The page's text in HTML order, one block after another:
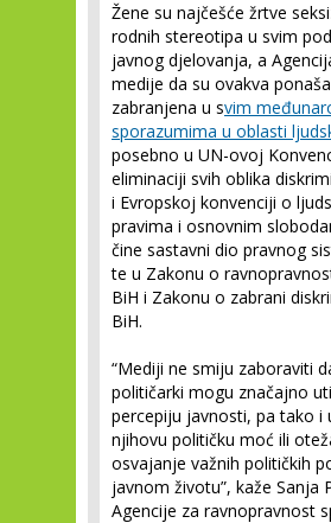
Žene su najčešće žrtve
rodnih stereotipa u svim
javnog djelovanja, a
medije da su ovakva
zabranjena u svim
sporazumima u oblasti
posebno u UN-ovoj
eliminaciji svih oblika
i Evropskoj konvenciji o
pravima i osnovnim
čine sastavni dio pravnog
te u Zakonu o
BiH i Zakonu o zabrani
BiH.
“Mediji ne smiju zaboraviti
političarki mogu značajno
percepiju javnosti, pa tako i
njihovu političku moć ili
osvajanje važnih političkih
javnom životu”, kaže Sanja
Agencije za ravnopravnost